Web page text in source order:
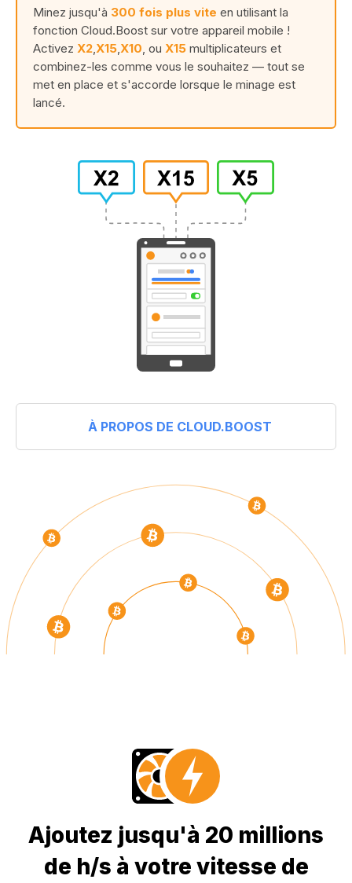
Minez jusqu'à 300 fois plus vite en utilisant la
fonction Cloud.Boost sur votre appareil mobile !
Activez X2 X15 X10 , ou X15 multiplicateurs et
combinez-les comme vous le souhaitez — tout se
met en place et s'accorde lorsque le minage est
lancé.
À PROPOS DE CLOUD.BOOST
Ajoutez jusqu'à 20 millions
de h/s à votre vitesse de